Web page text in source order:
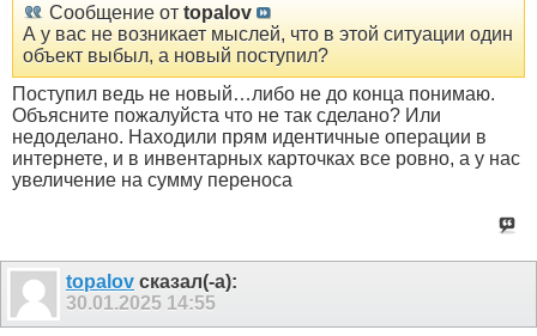
Сообщение от topalov
А у вас не возникает мыслей, что в этой ситуации один
объект выбыл, а новый поступил?
Поступил ведь не новый…либо не до конца понимаю.
Объясните пожалуйста что не так сделано? Или
недоделано. Находили прям идентичные операции в
интернете, и в инвентарных карточках все ровно, а у нас
увеличение на сумму переноса
topalov сказал(-а):
30.01.2025 14:55